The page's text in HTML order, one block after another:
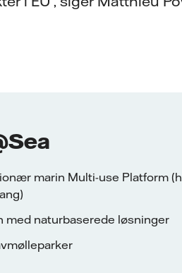
marin Multi-use Platform
med naturbaserede løsninger